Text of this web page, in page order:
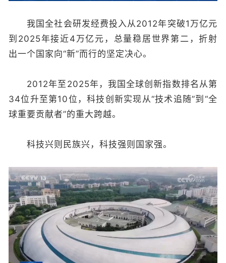
我国全社会研发经费投入从2012年突破1万亿元
到2025年接近4万亿元，总量稳居世界第二，折射
出一个国家向“新”而行的坚定决心。
2012年至2025年，我国全球创新指数排名从第
34位升至第10位，科技创新实现从“技术追随”到“全
球重要贡献者”的重大跨越。
科技兴则民族兴，科技强则国家强。